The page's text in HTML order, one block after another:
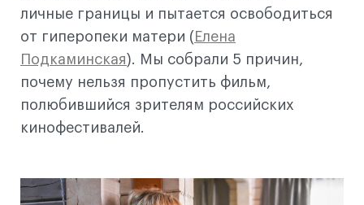
личные границы и пытается освободиться
от гиперопеки матери ( Елена
Подкаминская). Мы собрали 5 причин,
почему нельзя пропустить фильм,
полюбившийся зрителям российских
кинофестивалей.